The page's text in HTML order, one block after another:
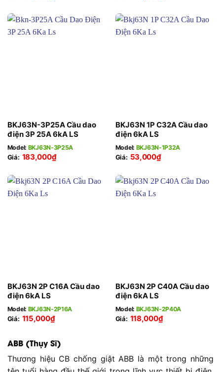
BKJ63N-3P25A Cầu dao
điện 3P 25A 6kA LS
Model: BKJ63N-3P25A
Giá: 183,000₫
BKJ63N 1P C32A Cầu dao
điện 6kA LS
Model: BKJ63N-1P32A
Giá: 53,000₫
BKJ63N 2P C16A Cầu dao
điện 6kA LS
Model: BKJ63N-2P16A
Giá: 115,000₫
BKJ63N 2P C40A Cầu dao
điện 6kA LS
Model: BKJ63N-2P40A
Giá: 118,000₫
ABB (Thụy Sĩ)
Thương hiệu CB chống giật ABB là một trong những